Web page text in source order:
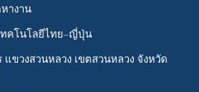
างาน
ทคโนโลยีไทย–ญี่ปุ่น
ขวงสวนหลวง เขตสวนหลวง จังหวัด